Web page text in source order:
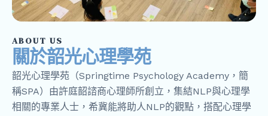
ABOUT US
關於韶光心理學苑
韶光心理學苑（Springtime Psychology Academy，簡
稱SPA）由許庭韶諮商心理師所創立，集結NLP與心理學
相關的專業人士，希冀能將助人NLP的觀點，搭配心理學